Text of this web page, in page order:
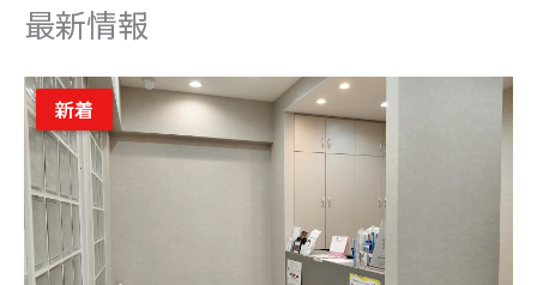
最新情報
新着